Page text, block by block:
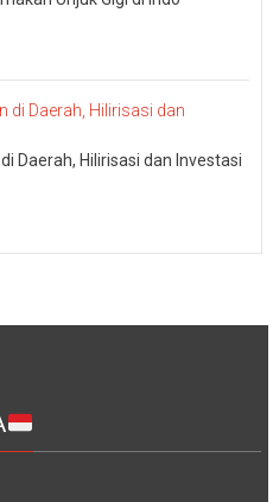
Daerah, Hilirisasi dan Investasi